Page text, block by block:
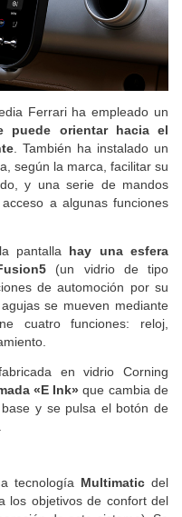
Ferrari ha empleado un
puede orientar hacia el
. También ha instalado un
según la marca, facilitar su
y una serie de mandos
a algunas funciones
pantalla hay una esfera
(un vidrio de tipo
de automoción por su
se mueven mediante
cuatro funciones: reloj,
en vidrio Corning
«E Ink» que cambia de
y se pulsa el botón de
tecnología Multimatic del
los objetivos de confort del